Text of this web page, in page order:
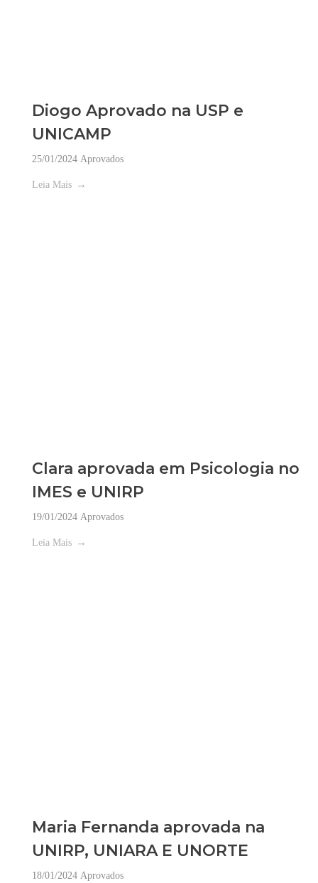
Diogo Aprovado na USP e
UNICAMP
25/01/2024 Aprovados
Leia Mais
Clara aprovada em Psicologia no
IMES e UNIRP
19/01/2024 Aprovados
Leia Mais
Maria Fernanda aprovada na
UNIRP, UNIARA E UNORTE
18/01/2024 Aprovados